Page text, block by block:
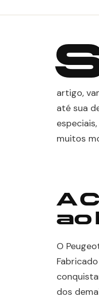
artigo,
até sua
muitos
A
ao
O
dos